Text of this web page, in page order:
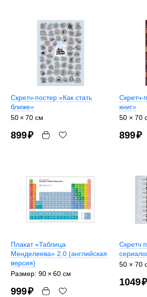
Скретч-постер «Как стать
ближе»
50 × 70 см
899₽
Скретч-
книг»
50 × 70
899₽
Плакат «Таблица
Менделеева» 2.0 (английская
версия)
Размер: 90 × 60 cм
999₽
Скретч
50 × 70
1049₽